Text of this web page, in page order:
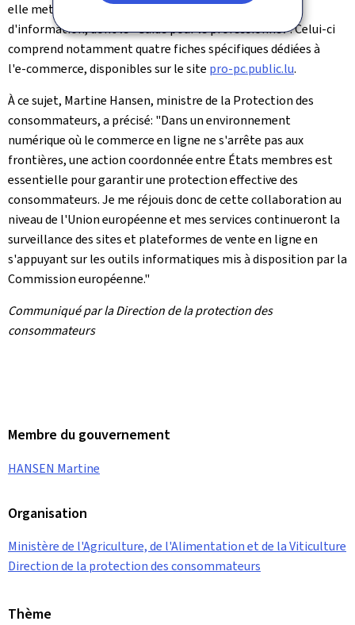
elle met gratuitement à leur disposition du matériel
d'information, dont le "Guide pour le professionnel". Celui-ci
comprend notamment quatre fiches spécifiques dédiées à
l'e‑commerce, disponibles sur le site pro-pc.public.lu.
À ce sujet, Martine Hansen, ministre de la Protection des
consommateurs, a précisé: "Dans un environnement
numérique où le commerce en ligne ne s'arrête pas aux
frontières, une action coordonnée entre États membres est
essentielle pour garantir une protection effective des
consommateurs. Je me réjouis donc de cette collaboration au
niveau de l'Union européenne et mes services continueront la
surveillance des sites et plateformes de vente en ligne en
s'appuyant sur les outils informatiques mis à disposition par la
Commission européenne."
Communiqué par la Direction de la protection des
consommateurs
Membre du gouvernement
HANSEN Martine
Organisation
Ministère de l'Agriculture, de l'Alimentation et de la Viticulture
Direction de la protection des consommateurs
Thème